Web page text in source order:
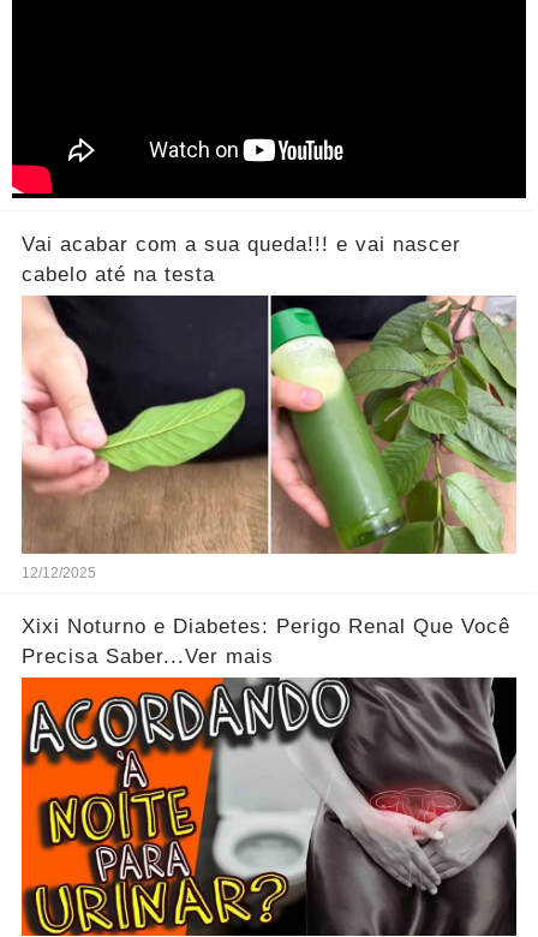
Vai acabar com a sua queda!!! e vai nascer
cabelo até na testa
12/12/2025
Xixi Noturno e Diabetes: Perigo Renal Que Você
Precisa Saber...Ver mais